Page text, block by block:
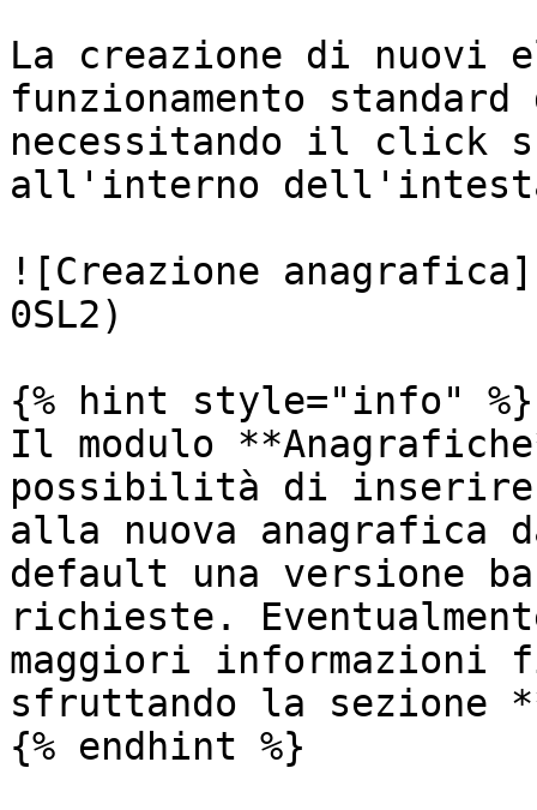
La creazione di nuovi
funzionamento
necessitando il click
all'interno
![Creazione
0SL2)
{% hint style="info" %}
Il modulo
possibilità di
alla nuova anagrafica
default una versione
richieste.
maggiori informazioni
sfruttando la sezione
{% endhint %}